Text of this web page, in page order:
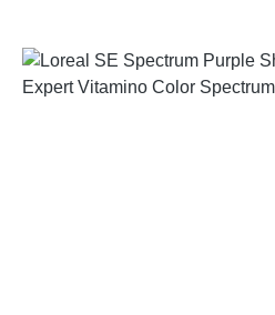
Bildergalerie überspringen